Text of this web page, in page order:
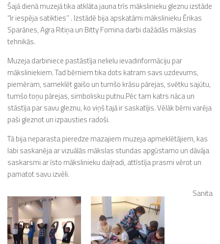
Šajā dienā muzejā tika atklāta jauna trīs mākslinieku gleznu izstāde
“Ir iespēja satikties’’ . Izstādē bija apskatāmi mākslinieku Ērikas
Sparānes, Agra Ritiņa un Bitty Fomina darbi dažādās mākslas
tehnikās.
Muzeja darbiniece pastāstīja nelielu ievadinformāciju par
māksliniekiem. Tad bērniem tika dots katram savs uzdevums,
piemēram, sameklēt gaišo un tumšo krāsu pārejas, svētku sajūtu,
tumšo toņu pārejas, simbolisku putnu.Pēc tam katrs nāca un
stāstīja par savu gleznu, ko viņš tajā ir saskatījis. Vēlāk bērni varēja
paši gleznot un izpausties radoši.
Tā bija neparasta pieredze mazajiem muzeja apmeklētājiem, kas
labi saskanēja ar vizuālās mākslas stundas apgūstamo un dāvāja
saskarsmi ar īsto mākslinieku daiļradi, attīstīja prasmi vērot un
pamatot savu izvēli.
Sanita